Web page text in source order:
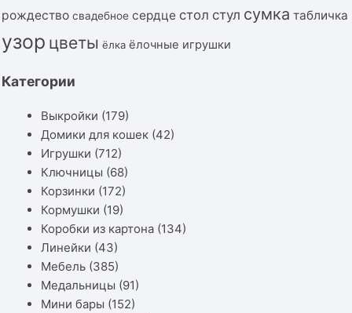
рождество свадебное сердце стол стул сумка табличка
узор цветы ёлка ёлочные игрушки
Категории
Выкройки (179)
Домики для кошек (42)
Игрушки (712)
Ключницы (68)
Корзинки (172)
Кормушки (19)
Коробки из картона (134)
Линейки (43)
Мебель (385)
Медальницы (91)
Мини бары (152)